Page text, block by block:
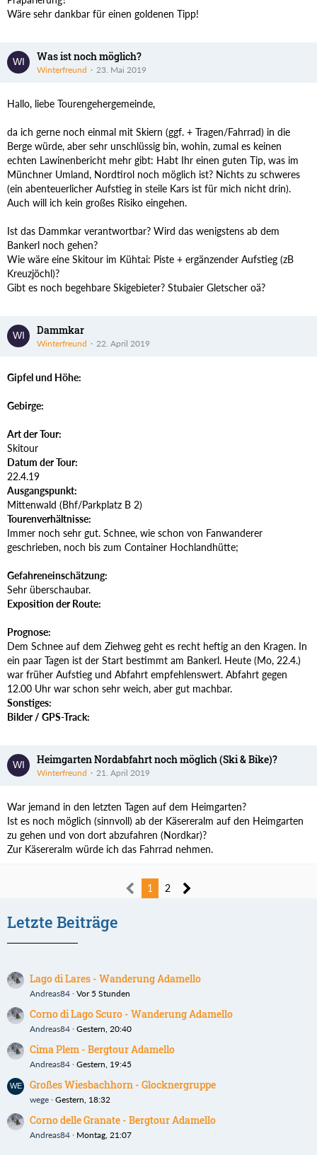
Wäre sehr dankbar für einen goldenen Tipp!
Was ist noch möglich?
Winterfreund 23. Mai 2019
Hallo, liebe Tourengehergemeinde,
da ich gerne noch einmal mit Skiern (ggf. + Tragen/Fahrrad) in die
Berge würde, aber sehr unschlüssig bin, wohin, zumal es keinen
echten Lawinenbericht mehr gibt: Habt Ihr einen guten Tip, was im
Münchner Umland, Nordtirol noch möglich ist? Nichts zu schweres
(ein abenteuerlicher Aufstieg in steile Kars ist für mich nicht drin).
Auch will ich kein großes Risiko eingehen.
Ist das Dammkar verantwortbar? Wird das wenigstens ab dem
Bankerl noch gehen?
Wie wäre eine Skitour im Kühtai: Piste + ergänzender Aufstieg (zB
Kreuzjöchl)?
Gibt es noch begehbare Skigebieter? Stubaier Gletscher oä?
Dammkar
Winterfreund 22. April 2019
Gipfel und Höhe:
Gebirge:
Art der Tour:
Skitour
Datum der Tour:
22.4.19
Ausgangspunkt:
Mittenwald (Bhf/Parkplatz B 2)
Tourenverhältnisse:
Immer noch sehr gut. Schnee, wie schon von Fanwanderer
geschrieben, noch bis zum Container Hochlandhütte;
Gefahreneinschätzung:
Sehr überschaubar.
Exposition der Route:
Prognose:
Dem Schnee auf dem Ziehweg geht es recht heftig an den Kragen. In
ein paar Tagen ist der Start bestimmt am Bankerl. Heute (Mo, 22.4.)
war früher Aufstieg und Abfahrt empfehlenswert. Abfahrt gegen
12.00 Uhr war schon sehr weich, aber gut machbar.
Sonstiges:
Bilder / GPS-Track:
Heimgarten Nordabfahrt noch möglich (Ski & Bike)?
Winterfreund 21. April 2019
War jemand in den letzten Tagen auf dem Heimgarten?
Ist es noch möglich (sinnvoll) ab der Käsereralm auf den Heimgarten
zu gehen und von dort abzufahren (Nordkar)?
Zur Käsereralm würde ich das Fahrrad nehmen.
1 2
Letzte Beiträge
Lago di Lares - Wanderung Adamello
Andreas84 Vor 5 Stunden
Corno di Lago Scuro - Wanderung Adamello
Andreas84 Gestern, 20:40
Cima Plem - Bergtour Adamello
Andreas84 Gestern, 19:45
Großes Wiesbachhorn - Glocknergruppe
wege Gestern, 18:32
Corno delle Granate - Bergtour Adamello
Andreas84 Montag, 21:07